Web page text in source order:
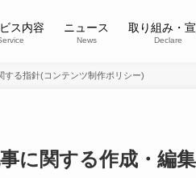
ス内容 ニュース
News
取り組み・
Declare
する指針(コンテンツ制作ポリシー)
に関する作成・編